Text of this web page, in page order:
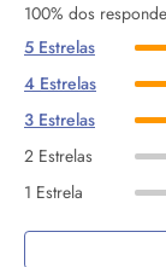
100% dos
5 Estrelas
4 Estrelas
3 Estrelas
2 Estrelas
1 Estrela